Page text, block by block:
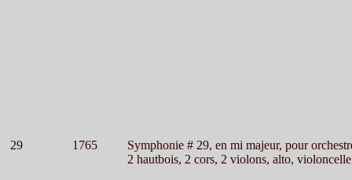
29 1765
Symphonie # 29, en mi majeur, pour
2 hautbois, 2 cors, 2 violons, alto,